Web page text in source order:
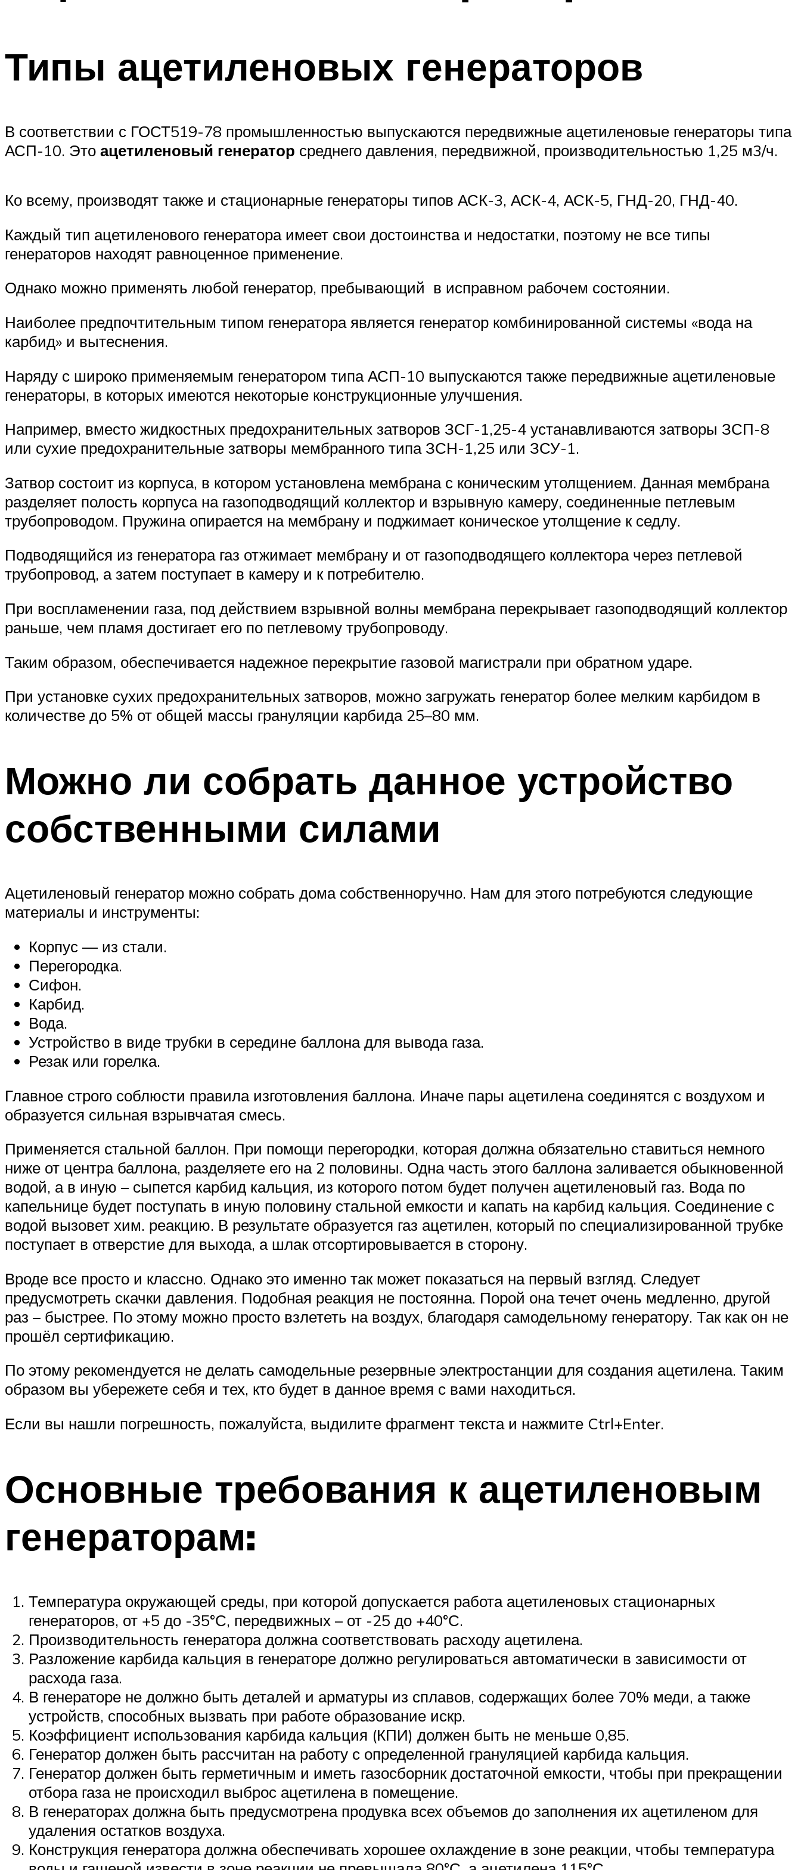
Типы ацетиленовых генераторов
В соответствии с ГОСТ519-78 промышленностью выпускаются передвижные ацетиленовые генераторы типа
АСП-10. Это ацетиленовый генератор среднего давления, передвижной, производительностью 1,25 м3/ч.
Ко всему, производят также и стационарные генераторы типов АСК-3, АСК-4, АСК-5, ГНД-20, ГНД-40.
Каждый тип ацетиленового генератора имеет свои достоинства и недостатки, поэтому не все типы
генераторов находят равноценное применение.
Однако можно применять любой генератор, пребывающий в исправном рабочем состоянии.
Наиболее предпочтительным типом генератора является генератор комбинированной системы «вода на
карбид» и вытеснения.
Наряду с широко применяемым генератором типа АСП-10 выпускаются также передвижные ацетиленовые
генераторы, в которых имеются некоторые конструкционные улучшения.
Например, вместо жидкостных предохранительных затворов ЗСГ-1,25-4 устанавливаются затворы ЗСП-8
или сухие предохранительные затворы мембранного типа ЗСН-1,25 или ЗСУ-1.
Затвор состоит из корпуса, в котором установлена мембрана с коническим утолщением. Данная мембрана
разделяет полость корпуса на газоподводящий коллектор и взрывную камеру, соединенные петлевым
трубопроводом. Пружина опирается на мембрану и поджимает коническое утолщение к седлу.
Подводящийся из генератора газ отжимает мембрану и от газоподводящего коллектора через петлевой
трубопровод, а затем поступает в камеру и к потребителю.
При воспламенении газа, под действием взрывной волны мембрана перекрывает газоподводящий коллектор
раньше, чем пламя достигает его по петлевому трубопроводу.
Таким образом, обеспечивается надежное перекрытие газовой магистрали при обратном ударе.
При установке сухих предохранительных затворов, можно загружать генератор более мелким карбидом в
количестве до 5% от общей массы грануляции карбида 25–80 мм.
Можно ли собрать данное устройство
собственными силами
Ацетиленовый генератор можно собрать дома собственноручно. Нам для этого потребуются следующие
материалы и инструменты:
Корпус — из стали.
Перегородка.
Сифон.
Карбид.
Вода.
Устройство в виде трубки в середине баллона для вывода газа.
Резак или горелка.
Главное строго соблюсти правила изготовления баллона. Иначе пары ацетилена соединятся с воздухом и
образуется сильная взрывчатая смесь.
Применяется стальной баллон. При помощи перегородки, которая должна обязательно ставиться немного
ниже от центра баллона, разделяете его на 2 половины. Одна часть этого баллона заливается обыкновенной
водой, а в иную – сыпется карбид кальция, из которого потом будет получен ацетиленовый газ. Вода по
капельнице будет поступать в иную половину стальной емкости и капать на карбид кальция. Соединение с
водой вызовет хим. реакцию. В результате образуется газ ацетилен, который по специализированной трубке
поступает в отверстие для выхода, а шлак отсортировывается в сторону.
Вроде все просто и классно. Однако это именно так может показаться на первый взгляд. Следует
предусмотреть скачки давления. Подобная реакция не постоянна. Порой она течет очень медленно, другой
раз – быстрее. По этому можно просто взлететь на воздух, благодаря самодельному генератору. Так как он не
прошёл сертификацию.
По этому рекомендуется не делать самодельные резервные электростанции для создания ацетилена. Таким
образом вы убережете себя и тех, кто будет в данное время с вами находиться.
Если вы нашли погрешность, пожалуйста, выдилите фрагмент текста и нажмите Ctrl+Enter.
Основные требования к ацетиленовым
генераторам:
Температура окружающей среды, при которой допускается работа ацетиленовых стационарных
генераторов, от +5 до -35°С, передвижных – от -25 до +40°С.
Производительность генератора должна соответствовать расходу ацетилена.
Разложение карбида кальция в генераторе должно регулироваться автоматически в зависимости от
расхода газа.
В генераторе не должно быть деталей и арматуры из сплавов, содержащих более 70% меди, а также
устройств, способных вызвать при работе образование искр.
Коэффициент использования карбида кальция (КПИ) должен быть не меньше 0,85.
Генератор должен быть рассчитан на работу с определенной грануляцией карбида кальция.
Генератор должен быть герметичным и иметь газосборник достаточной емкости, чтобы при прекращении
отбора газа не происходил выброс ацетилена в помещение.
В генераторах должна быть предусмотрена продувка всех объемов до заполнения их ацетиленом для
удаления остатков воздуха.
Конструкция генератора должна обеспечивать хорошее охлаждение в зоне реакции, чтобы температура